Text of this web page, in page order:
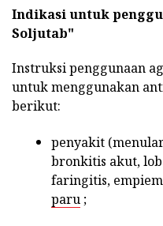
Indikasi untuk
Soljutab"
Instruksi penggunaan
untuk menggunakan
berikut:
penyakit
bronkitis akut,
faringitis,
paru ;